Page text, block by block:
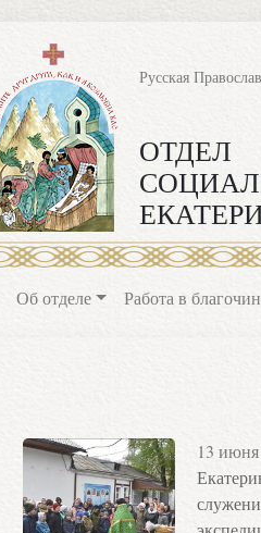
Русская
ОТДЕЛ
Об отделе Работа в
13